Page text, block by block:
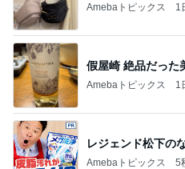
Amebaトピックス 1
假屋崎 絶品だった
Amebaトピックス 1
レジェンド松下の
Amebaトピックス 5